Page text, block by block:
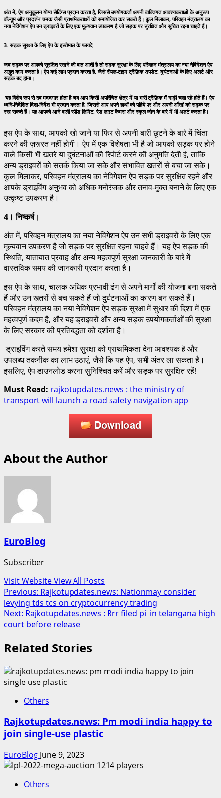
अंत में, ऐप अनुकूलन योग्य सेटिंग्स प्रदान करता है, जिससे उपयोगकर्ता अपनी व्यक्तिगत आवश्यकताओं के अनुरूप
वॉल्यूम और प्रदर्शन चमक जैसी प्राथमिकताओं को समायोजित कर सकते हैं। कुल मिलाकर, परिवहन मंत्रालय का
नया नेविगेशन ऐप उन ड्राइवरों के लिए एक मूल्यवान उपकरण है जो सड़क पर सुरक्षित और सूचित रहना चाहते हैं।
3. सड़क सुरक्षा के लिए ऐप के इस्तेमाल के फायदे
जब सड़क पर आपको सुरक्षित रखने की बात आती है तो सड़क सुरक्षा के लिए परिवहन मंत्रालय का नया नेविगेशन ऐप
अद्भुत काम करता है। ऐप कई लाभ प्रदान करता है, जैसे रीयल-टाइम ट्रैफ़िक अपडेट, दुर्घटनाओं के लिए अलर्ट और
सड़क बंद होना।
यह विशेष रूप से तब मददगार होता है जब आप किसी अपरिचित क्षेत्र में या भारी ट्रैफ़िक में गाड़ी चला रहे होते हैं। ऐप
ध्वनि-निर्देशित दिशा-निर्देश भी प्रदान करता है, जिससे आप अपने हाथों को पहिये पर और अपनी आँखों को सड़क पर
रख सकते हैं। यह आपको आने वाली स्पीड लिमिट, रेड लाइट कैमरा और स्कूल जोन के बारे में भी अलर्ट करता है।
इस ऐप के साथ, आपको खो जाने या फिर से अपनी बारी छूटने के बारे में चिंता
करने की ज़रूरत नहीं होगी। ऐप में एक विशेषता भी है जो आपको सड़क पर होने
वाले किसी भी खतरे या दुर्घटनाओं की रिपोर्ट करने की अनुमति देती है, ताकि
अन्य ड्राइवरों को सतर्क किया जा सके और संभावित खतरों से बचा जा सके।
कुल मिलाकर, परिवहन मंत्रालय का नेविगेशन ऐप सड़क पर सुरक्षित रहने और
आपके ड्राइविंग अनुभव को अधिक मनोरंजक और तनाव-मुक्त बनाने के लिए एक
उत्कृष्ट उपकरण है।
4। निष्कर्ष।
अंत में, परिवहन मंत्रालय का नया नेविगेशन ऐप उन सभी ड्राइवरों के लिए एक
मूल्यवान उपकरण है जो सड़क पर सुरक्षित रहना चाहते हैं। यह ऐप सड़क की
स्थिति, यातायात प्रवाह और अन्य महत्वपूर्ण सुरक्षा जानकारी के बारे में
वास्तविक समय की जानकारी प्रदान करता है।
इस ऐप के साथ, चालक अधिक प्रभावी ढंग से अपने मार्गों की योजना बना सकते
हैं और उन खतरों से बच सकते हैं जो दुर्घटनाओं का कारण बन सकते हैं।
परिवहन मंत्रालय का नया नेविगेशन ऐप सड़क सुरक्षा में सुधार की दिशा में एक
महत्वपूर्ण कदम है, और यह ड्राइवरों और अन्य सड़क उपयोगकर्ताओं की सुरक्षा
के लिए सरकार की प्रतिबद्धता को दर्शाता है।
ड्राइविंग करते समय हमेशा सुरक्षा को प्राथमिकता देना आवश्यक है और
उपलब्ध तकनीक का लाभ उठाएं, जैसे कि यह ऐप, सभी अंतर ला सकता है।
इसलिए, ऐप डाउनलोड करना सुनिश्चित करें और सड़क पर सुरक्षित रहें!
Must Read: rajkotupdates.news : the ministry of
transport will launch a road safety navigation app
About the Author
EuroBlog
Subscriber
Visit WebsiteView All Posts
Post
navigation
Previous: Rajkotupdates.news: Nationmay consider
levying tds tcs on cryptocurrency trading
Next: Rajkotupdates.news : Rrr filed pil in telangana high
court before release
Related Stories
Others
Rajkotupdates.news: Pm modi india happy to
join single-use plastic
EuroBlog June 9, 2023
Others